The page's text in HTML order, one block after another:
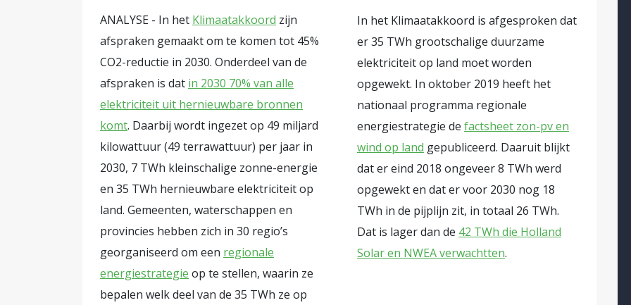
ANALYSE - In het Klimaatakkoord zijn
afspraken gemaakt om te komen tot 45%
CO2-reductie in 2030. Onderdeel van de
afspraken is dat in 2030 70% van alle
elektriciteit uit hernieuwbare bronnen
komt. Daarbij wordt ingezet op 49 miljard
kilowattuur (49 terrawattuur) per jaar in
2030, 7 TWh kleinschalige zonne-energie
en 35 TWh hernieuwbare elektriciteit op
land. Gemeenten, waterschappen en
provincies hebben zich in 30 regio’s
georganiseerd om een regionale
energiestrategie op te stellen, waarin ze
bepalen welk deel van de 35 TWh ze op
In het Klimaatakkoord is afgesproken dat
er 35 TWh grootschalige duurzame
elektriciteit op land moet worden
opgewekt. In oktober 2019 heeft het
nationaal programma regionale
energiestrategie de factsheet zon-pv en
wind op land gepubliceerd. Daaruit blijkt
dat er eind 2018 ongeveer 8 TWh werd
opgewekt en dat er voor 2030 nog 18
TWh in de pijplijn zit, in totaal 26 TWh.
Dat is lager dan de 42 TWh die Holland
Solar en NWEA verwachtten.